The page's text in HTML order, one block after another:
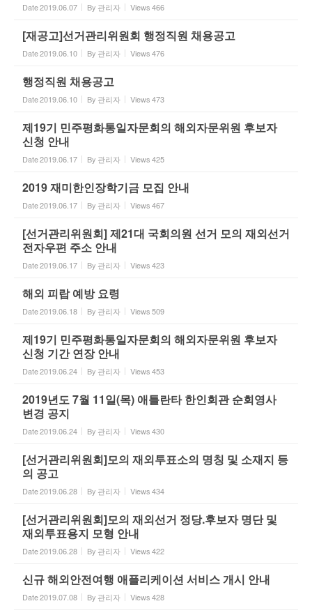
Date2019.06.07 By 관리자 Views466
[재공고]선거관리위원회 행정직원 채용공고
Date2019.06.10 By 관리자 Views476
행정직원 채용공고
Date2019.06.10 By 관리자 Views473
제19기 민주평화통일자문회의 해외자문위원 후보자
신청 안내
Date2019.06.17 By 관리자 Views425
2019 재미한인장학기금 모집 안내
Date2019.06.17 By 관리자 Views467
[선거관리위원회] 제21대 국회의원 선거 모의 재외선거
전자우편 주소 안내
Date2019.06.17 By 관리자 Views423
해외 피랍 예방 요령
Date2019.06.18 By 관리자 Views509
제19기 민주평화통일자문회의 해외자문위원 후보자
신청 기간 연장 안내
Date2019.06.24 By 관리자 Views453
2019년도 7월 11일(목) 애틀란타 한인회관 순회영사
변경 공지
Date2019.06.24 By 관리자 Views430
[선거관리위원회]모의 재외투표소의 명칭 및 소재지 등
의 공고
Date2019.06.28 By 관리자 Views434
[선거관리위원회]모의 재외선거 정당.후보자 명단 및
재외투표용지 모형 안내
Date2019.06.28 By 관리자 Views422
신규 해외안전여행 애플리케이션 서비스 개시 안내
Date2019.07.08 By 관리자 Views428